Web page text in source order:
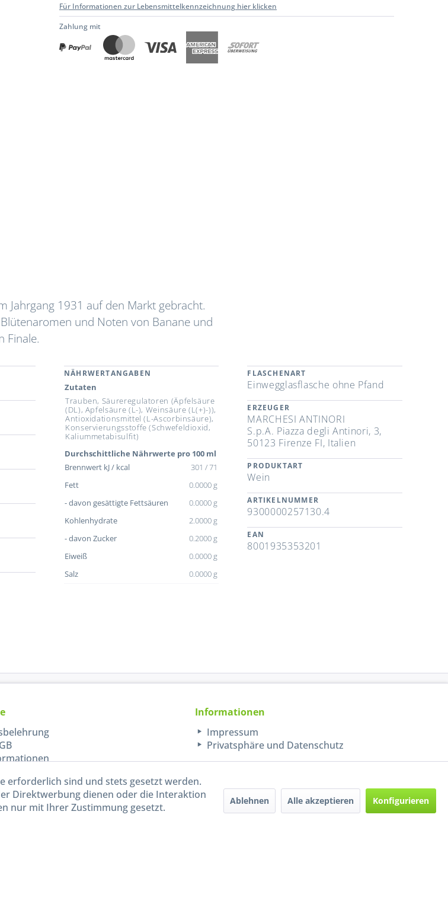
Für Informationen zur Lebensmittelkennzeichnung hier klicken
Zahlung mit
Jahrgang 1931 auf den Markt gebracht.
und Noten von Banane und
Finale.
NÄHRWERTANGABEN
Zutaten
Trauben, Säureregulatoren (Äpfelsäure
(DL), Apfelsäure (L-), Weinsäure (L(+)-)),
Antioxidationsmittel (L-Ascorbinsäure),
Konservierungsstoffe (Schwefeldioxid,
Kaliummetabisulfit)
Durchschittliche Nährwerte pro 100 ml
Brennwert kJ / kcal
301 / 71
Fett
0.0000 g
- davon gesättigte Fettsäuren
0.0000 g
Kohlenhydrate
2.0000 g
- davon Zucker
0.2000 g
Eiweiß
0.0000 g
Salz
0.0000 g
FLASCHENART
Einwegglasflasche ohne Pfand
ERZEUGER
MARCHESI ANTINORI
S.p.A. Piazza degli Antinori, 3,
50123 Firenze FI, Italien
PRODUKTART
Wein
ARTIKELNUMMER
9300000257130.4
EAN
8001935353201
Informationen
Impressum
Privatsphäre und Datenschutz
erforderlich sind und stets gesetzt werden.
Direktwerbung dienen oder die Interaktion
nur mit Ihrer Zustimmung gesetzt.
Ablehnen Alle akzeptieren Konfigurieren